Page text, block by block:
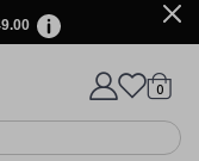
Wagen
0